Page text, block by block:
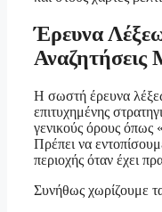
Έρευνα
Η σωστή έρευνα
επιτυχημένης
γενικούς όρους όπως
Πρέπει να
περιοχής όταν έχει
Συνήθως χωρίζουμε